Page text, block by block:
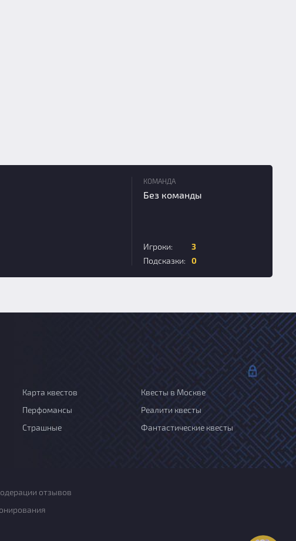
КОМАНДА
Без команды
Игроки:
3
Подсказки:
0
Карта квестов
Квесты в Москве
Перфомансы
Реалити квесты
Страшные Фантастические квесты
отзывов